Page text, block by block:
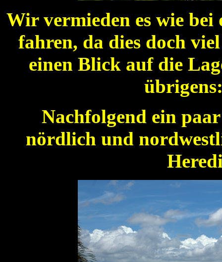
Wir vermieden es wie
fahren, da dies doch
einen Blick auf die
Nachfolgend ein
nördlich und